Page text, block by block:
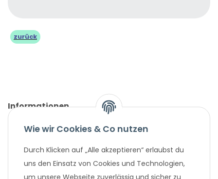
zurück
Informationen
Gesetzliche Informationen
Unternehmen
Wie wir Cookies & Co nutzen
Durch Klicken auf „Alle akzeptieren“ erlaubst du
uns den Einsatz von Cookies und Technologien,
um unsere Webseite zuverlässig und sicher zu